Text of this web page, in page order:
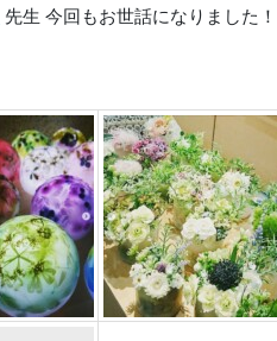
先生 今回もお世話になりました！